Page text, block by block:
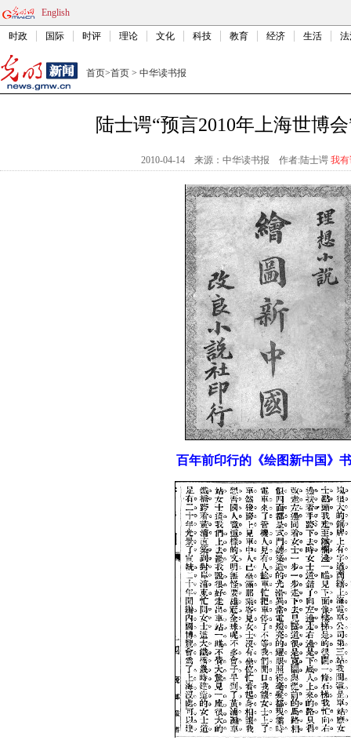
English
时政 国际 时评 理论 文化 科技 教育 经济 生活
首页>首页 > 中华读书报
陆士谔“预言2010年上海世博
2010-04-14 来源：中华读书报 作者:陆士谔 我
百年前印行的《绘图新中国》